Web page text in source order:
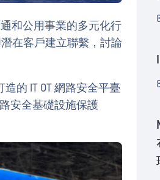
和公用事業的多元化行
在客戶建立聯繫，討論
的 IT OT 網路安全平臺
安全基礎設施保護